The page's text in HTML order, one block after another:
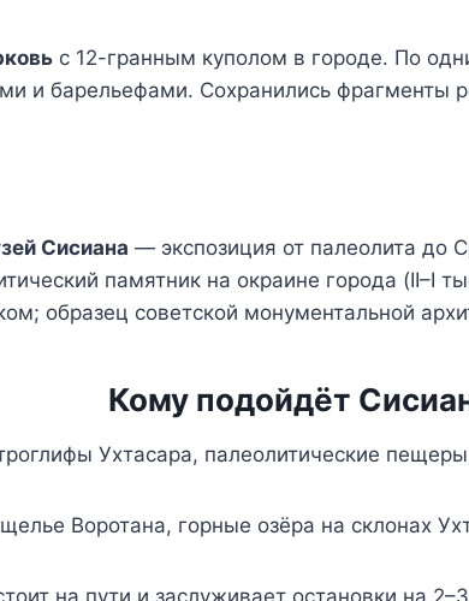
с 12-гранным куполом в городе. По
и барельефами. Сохранились фрагменты
Сисиана — экспозиция от палеолита до
памятник на окраине города (II–I
образец советской монументальной
Кому подойдёт
Ухтасара, палеолитические
Воротана, горные озёра на склонах
на пути и заслуживает остановки на